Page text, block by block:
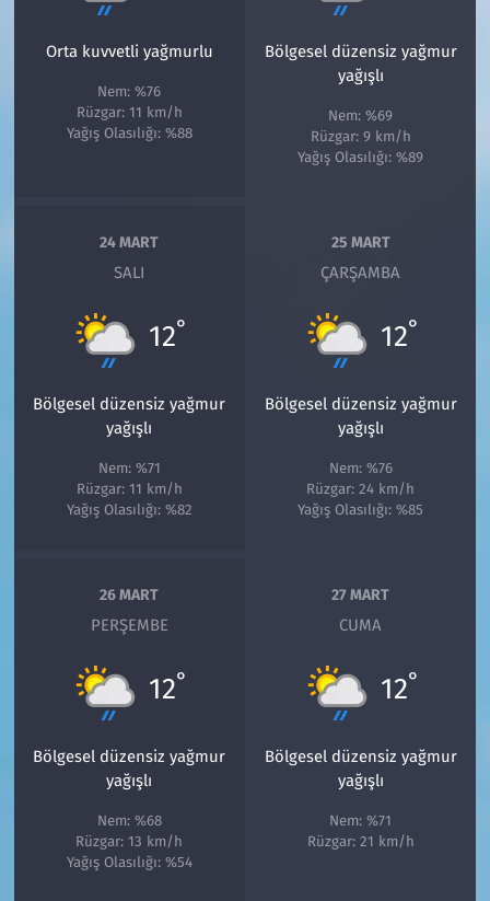
Orta kuvvetli yağmurlu
Nem: %76
Rüzgar: 11 km/h
Yağış Olasılığı: %88
Bölgesel düzensiz yağmur
yağışlı
Nem: %69
Rüzgar: 9 km/h
Yağış Olasılığı: %89
24 MART
SALI
12°
Bölgesel düzensiz yağmur
yağışlı
Nem: %71
Rüzgar: 11 km/h
Yağış Olasılığı: %82
25 MART
ÇARŞAMBA
12°
Bölgesel düzensiz yağmur
yağışlı
Nem: %76
Rüzgar: 24 km/h
Yağış Olasılığı: %85
26 MART
PERŞEMBE
12°
Bölgesel düzensiz yağmur
yağışlı
Nem: %68
Rüzgar: 13 km/h
Yağış Olasılığı: %54
27 MART
CUMA
12°
Bölgesel düzensiz yağmur
yağışlı
Nem: %71
Rüzgar: 21 km/h